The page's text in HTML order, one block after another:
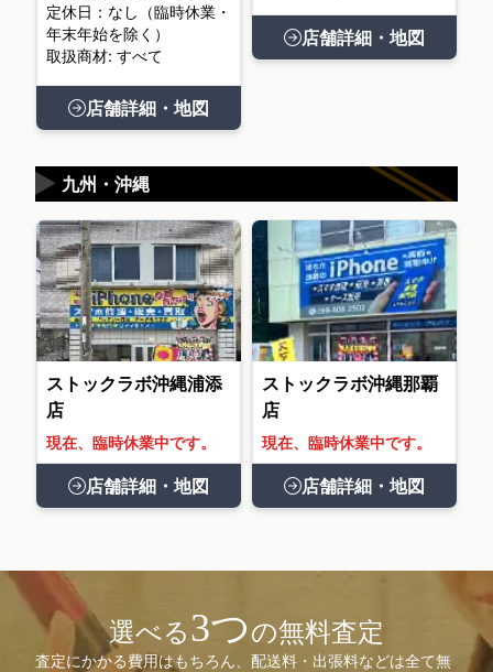
定休日：なし（臨時休業・
年末年始を除く）
取扱商材: すべて
店舗詳細・地図
店舗詳細・地図
九州・沖縄
▶
ストックラボ沖縄浦添
店
現在、臨時休業中です。
店舗詳細・地図
ストックラボ沖縄那覇
店
現在、臨時休業中です。
店舗詳細・地図
選べる3つの無料査定
査定にかかる費用はもちろん、配送料・出張料などは全て無